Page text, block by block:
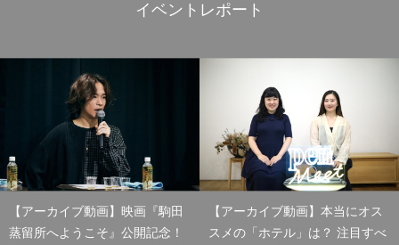
イベントレポート
【アーカイブ動画】映画『駒田
蒸留所へようこそ』公開記念！
【アーカイブ動画】本当にオス
スメの「ホテル」は？ 注目すべ